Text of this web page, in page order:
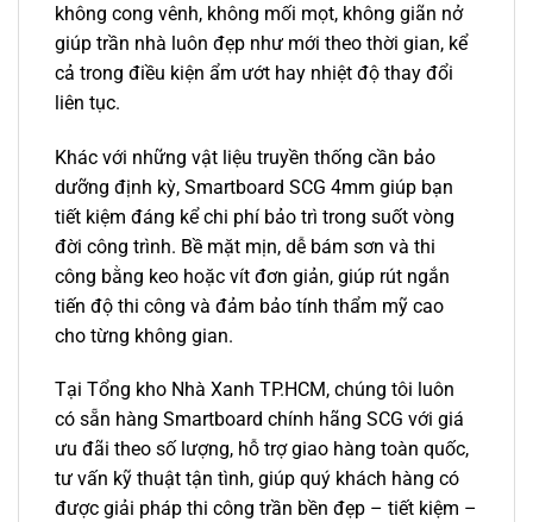
không cong vênh, không mối mọt, không giãn nở
giúp trần nhà luôn đẹp như mới theo thời gian, kể
cả trong điều kiện ẩm ướt hay nhiệt độ thay đổi
liên tục.
Khác với những vật liệu truyền thống cần bảo
dưỡng định kỳ, Smartboard SCG 4mm giúp bạn
tiết kiệm đáng kể chi phí bảo trì trong suốt vòng
đời công trình. Bề mặt mịn, dễ bám sơn và thi
công bằng keo hoặc vít đơn giản, giúp rút ngắn
tiến độ thi công và đảm bảo tính thẩm mỹ cao
cho từng không gian.
Tại Tổng kho Nhà Xanh TP.HCM, chúng tôi luôn
có sẵn hàng Smartboard chính hãng SCG với giá
ưu đãi theo số lượng, hỗ trợ giao hàng toàn quốc,
tư vấn kỹ thuật tận tình, giúp quý khách hàng có
được giải pháp thi công trần bền đẹp – tiết kiệm –